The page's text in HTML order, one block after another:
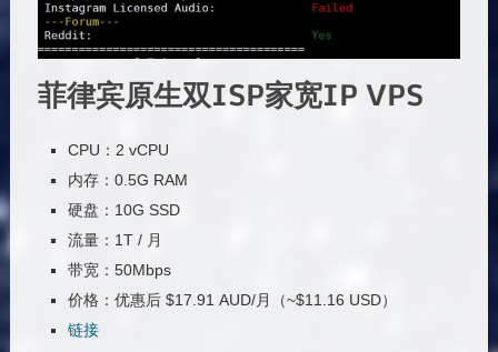
菲律宾原生双ISP家宽IP VPS
CPU：2 vCPU
内存：0.5G RAM
硬盘：10G SSD
流量：1T / 月
带宽：50Mbps
价格：优惠后 $17.91 AUD/月（~$11.16 USD）
链接